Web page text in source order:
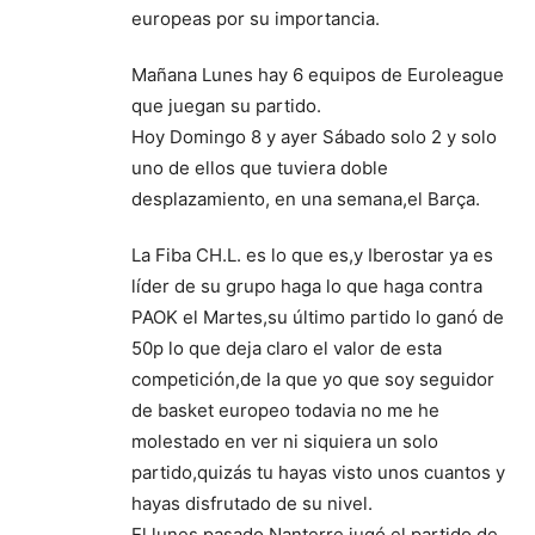
europeas por su importancia.
Mañana Lunes hay 6 equipos de Euroleague
que juegan su partido.
Hoy Domingo 8 y ayer Sábado solo 2 y solo
uno de ellos que tuviera doble
desplazamiento, en una semana,el Barça.
La Fiba CH.L. es lo que es,y Iberostar ya es
líder de su grupo haga lo que haga contra
PAOK el Martes,su último partido lo ganó de
50p lo que deja claro el valor de esta
competición,de la que yo que soy seguidor
de basket europeo todavia no me he
molestado en ver ni siquiera un solo
partido,quizás tu hayas visto unos cuantos y
hayas disfrutado de su nivel.